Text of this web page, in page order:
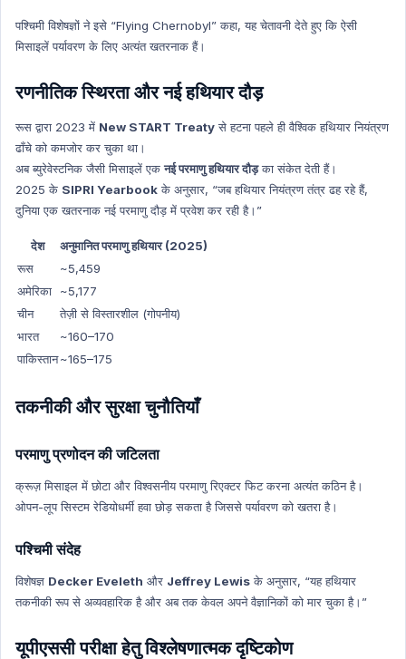
पश्चिमी विशेषज्ञों ने इसे “Flying Chernobyl” कहा, यह चेतावनी देते हुए कि ऐसी
मिसाइलें पर्यावरण के लिए अत्यंत खतरनाक हैं।
रणनीतिक स्थिरता और नई हथियार दौड़
रूस द्वारा 2023 में New START Treaty से हटना पहले ही वैश्विक हथियार नियंत्रण
ढाँचे को कमजोर कर चुका था।
अब ब्युरेवेस्टनिक जैसी मिसाइलें एकनई परमाणु हथियार दौड़का संकेत देती हैं।
2025 के SIPRI Yearbook के अनुसार, “जब हथियार नियंत्रण तंत्र ढह रहे हैं,
दुनिया एक खतरनाक नई परमाणु दौड़ में प्रवेश कर रही है।”
देश
अनुमानित परमाणु हथियार (2025)
रूस
~5,459
अमेरिका
~5,177
चीन
तेज़ी से विस्तारशील (गोपनीय)
भारत
~160–170
पाकिस्तान~165–175
तकनीकी और सुरक्षा चुनौतियाँ
परमाणु प्रणोदन की जटिलता
क्रूज़ मिसाइल में छोटा और विश्वसनीय परमाणु रिएक्टर फिट करना अत्यंत कठिन है।
ओपन-लूप सिस्टम रेडियोधर्मी हवा छोड़ सकता है जिससे पर्यावरण को खतरा है।
पश्चिमी संदेह
विशेषज्ञ Decker Eveleth और Jeffrey Lewis के अनुसार, “यह हथियार
तकनीकी रूप से अव्यवहारिक है और अब तक केवल अपने वैज्ञानिकों को मार चुका है।”
यूपीएससी परीक्षा हेतु विश्लेषणात्मक दृष्टिकोण